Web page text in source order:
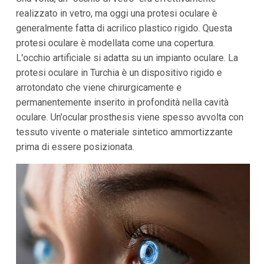
realizzato in vetro, ma oggi una protesi oculare è
generalmente fatta di acrilico plastico rigido. Questa
protesi oculare è modellata come una copertura.
L'occhio artificiale si adatta su un impianto oculare. La
protesi oculare in Turchia è un dispositivo rigido e
arrotondato che viene chirurgicamente e
permanentemente inserito in profondità nella cavità
oculare. Un'ocular prosthesis viene spesso avvolta con
tessuto vivente o materiale sintetico ammortizzante
prima di essere posizionata.